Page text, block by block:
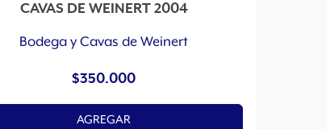
CAVAS DE WEINERT 2004
Bodega y Cavas de Weinert
$350.000
AGREGAR